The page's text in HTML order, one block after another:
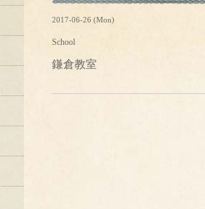
2017-06-26 (Mon)
School
鎌倉教室